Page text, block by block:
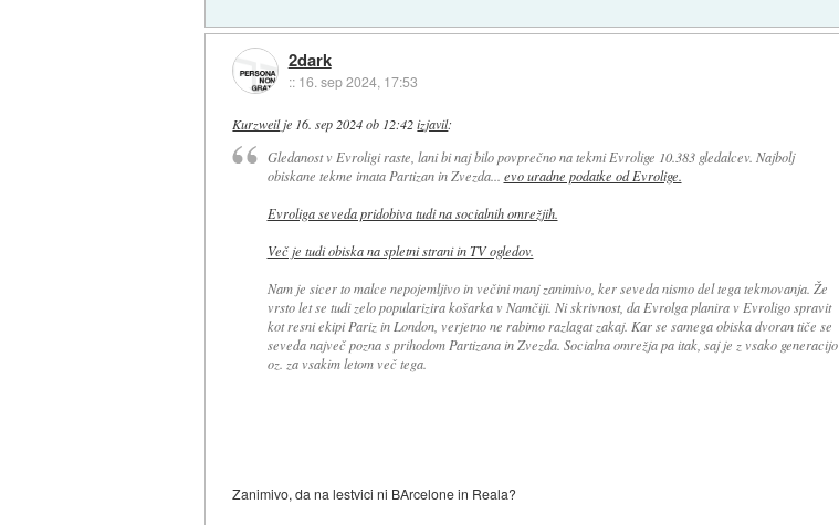
2dark
:: 16. sep 2024, 17:53
Kurzweilje 16. sep 2024 ob 12:42 izjavil:
Gledanost v Evroligi raste, lani bi naj bilo povprečno na tekmi Evrolige 10.383 gledalcev. Najbolj
obiskane tekme imata Partizan in Zvezda... evo uradne podatke od Evrolige.
Evroliga seveda pridobiva tudi na socialnih omrežjih.
Več je tudi obiska na spletni strani in TV ogledov.
Nam je sicer to malce nepojemljivo in večini manj zanimivo, ker seveda nismo del tega tekmovanja. Že
vrsto let se tudi zelo popularizira košarka v Namčiji. Ni skrivnost, da Evrolga planira v Evroligo spravit
kot resni ekipi Pariz in London, verjetno ne rabimo razlagat zakaj. Kar se samega obiska dvoran tiče se
seveda največ pozna s prihodom Partizana in Zvezda. Socialna omrežja pa itak, saj je z vsako generacijo
oz. za vsakim letom več tega.
Zanimivo, da na lestvici ni BArcelone in Reala?